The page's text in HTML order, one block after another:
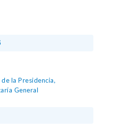
la Presidencia,
General